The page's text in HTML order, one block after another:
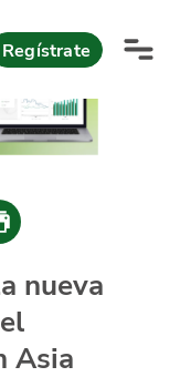
Regístrate
nueva
Asia